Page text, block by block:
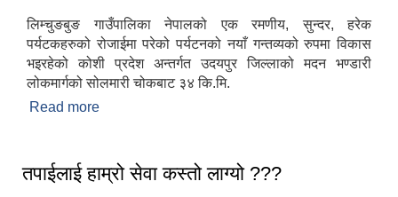
लिम्चुङबुङ गाउँपालिका नेपालको एक रमणीय, सुन्दर, हरेक
पर्यटकहरुको रोजाईमा परेको पर्यटनको नयाँ गन्तव्यको रुपमा विकास
भइरहेको कोशी प्रदेश अन्तर्गत उदयपुर जिल्लाको मदन भण्डारी
लोकमार्गको सोलमारी चोकबाट ३४ कि.मि.
Read more
तपाईलाई हाम्रो सेवा कस्तो लाग्यो ???